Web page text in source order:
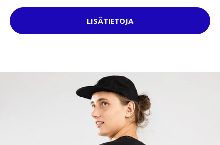
LISÄTIETOJA